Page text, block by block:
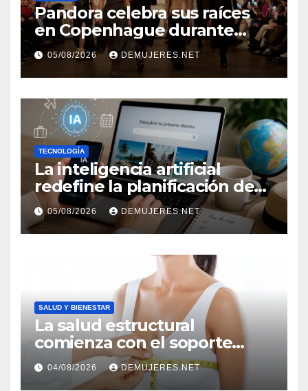
Pandora celebra sus raíces
en Copenhague durante
Copenhagen Fashion Week a
través de alianzas creativas
05/08/2026 DEMUJERES.NET
TECNOLOGÍA
La inteligencia artificial
redefine la planificación de
viajes: Los huéspedes
centran sus decisiones y
expectativas enfocándose en
experiencias auténticas y
personalizadas
05/08/2026 DEMUJERES.NET
SALUD Y BIENESTAR
La salud estructural
comienza con el soporte
correcto: Caprice revela el
impacto de la lencería en la
04/08/2026 DEMUJERES.NET